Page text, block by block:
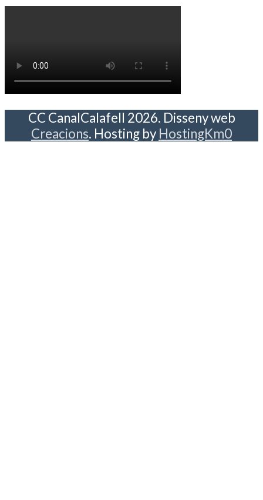
CC CanalCalafell 2026. Disseny web
Creacions. Hosting by HostingKm0